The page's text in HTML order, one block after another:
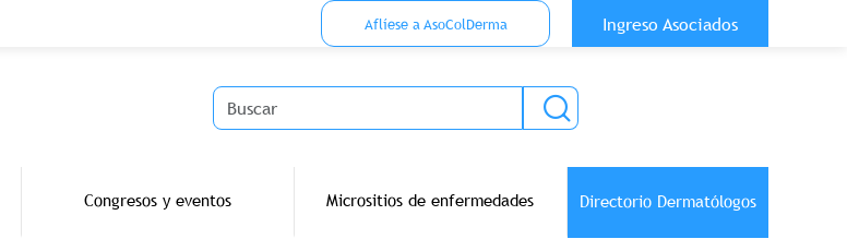
Menu Top Anónimo
Aflíese a AsoColDerma
Ingreso Asociados
Buscar
Congresos y eventos Micrositios de enfermedades Directorio Dermatólogos